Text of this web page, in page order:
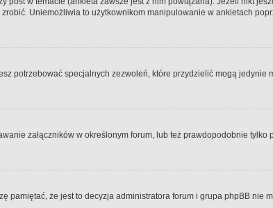
Uniemożliwia to użytkownikom manipulowanie w ankietach
potrzebować specjalnych zezwoleń, które przydzielić mogą jedynie
załączników w określonym forum, lub też prawdopodobnie tylko
pamiętać, że jest to decyzja administratora forum i grupa phpBB nie